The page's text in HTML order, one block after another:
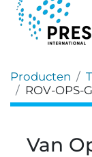
Producten
ROV-OPS-
Van